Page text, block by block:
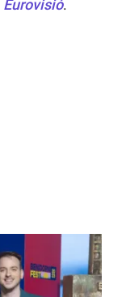
Eurovisió.